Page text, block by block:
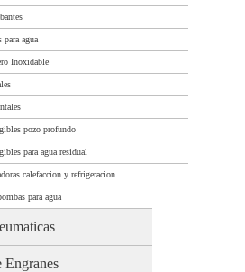
para agua
Inoxidable
pozo profundo
para agua residual
calefaccion y refrigeracion
para agua
Engranes